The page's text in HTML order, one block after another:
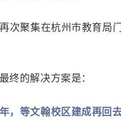
次聚集在杭州市教育局
终的解决方案是：
，等文翰校区建成再回去